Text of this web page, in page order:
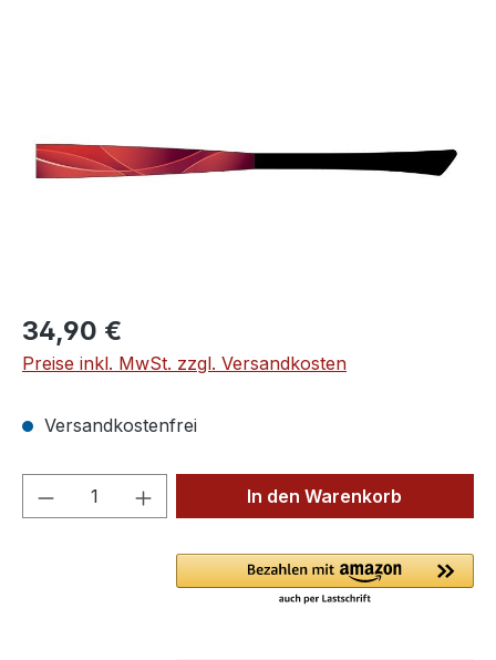
Regulärer Preis:
34,90 €
Preise inkl. MwSt. zzgl. Versandkosten
Versandkostenfrei
Produkt Anzahl: Gib denIn den Warenkorb